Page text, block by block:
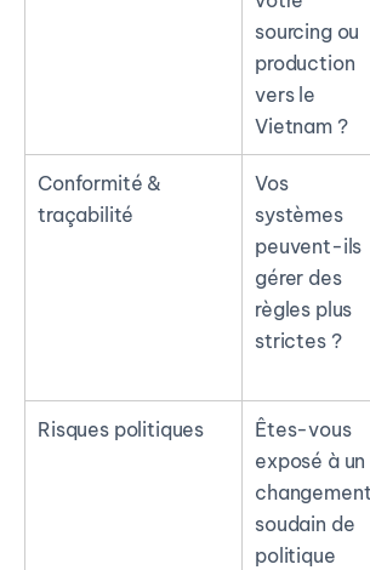
sourcing ou
production
vers le
Vietnam ?
Conformité &
traçabilité
Vos
systèmes
peuvent-ils
gérer des
règles plus
strictes ?
Risques politiques
Êtes-vous
exposé à un
changement
soudain de
politique